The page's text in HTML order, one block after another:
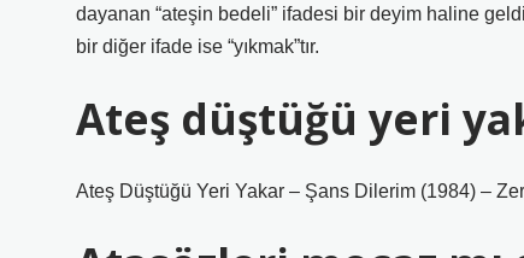
dayanan “ateşin bedeli” ifadesi bir deyim haline
bir diğer ifade ise “yıkmak”tır.
Ateş düştüğü yeri
Ateş Düştüğü Yeri Yakar – Şans Dilerim (1984) –